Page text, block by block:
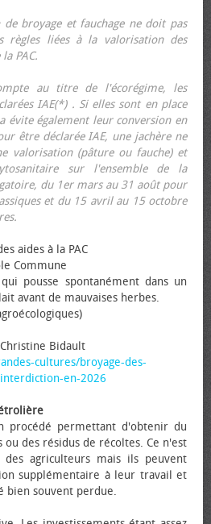
de broyage et fauchage ne doit pas
règles liées à la valorisation des
PAC.
au titre de l'écorégime, les
IAE(*) . Si elles sont en place
évite également leur conversion en
être déclarée IAE, une jachère ne
valorisation (pâture ou fauche) et
sur l'ensemble de la
du 1er mars au 31 août pour
et du 15 avril au 15 octobre
aides à la PAC
Commune
pousse spontanément dans un
avant de mauvaises herbes.
Bidault
cultures/broyage-des-
en-2026
procédé permettant d'obtenir du
ou des résidus de récoltes. Ce n'est
agriculteurs mais ils peuvent
supplémentaire à leur travail et
souvent perdue.